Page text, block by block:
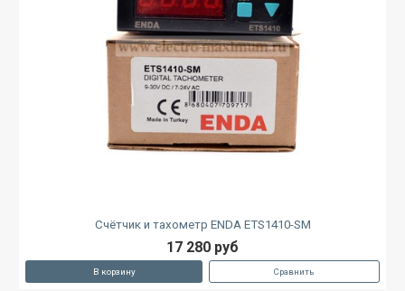
Счётчик и тахометр ENDA ETS1410-SM
17 280 руб
В корзину Сравнить